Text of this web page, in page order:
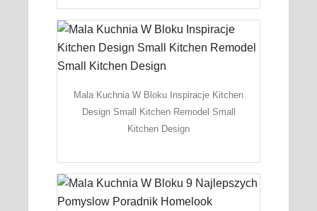
Mala Kuchnia W Bloku Inspiracje Kitchen
Design Small Kitchen Remodel Small
Kitchen Design